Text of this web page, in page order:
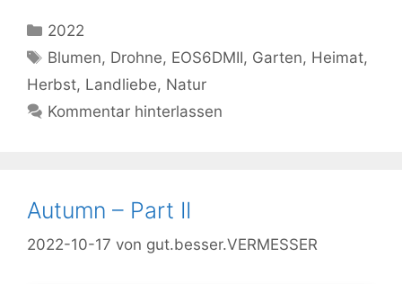
Kategorien
2022
Schlagwörter
Blumen, Drohne, EOS6DMII, Garten, Heimat,
Herbst, Landliebe, Natur
Kommentar hinterlassen
Autumn – Part II
2022-10-17 von gut.besser.VERMESSER